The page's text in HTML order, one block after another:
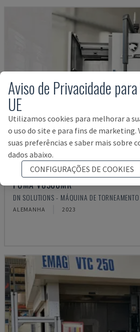
PUMA V8300MR
DN SOLUTIONS - MÁQUINA DE
ALEMANHA 2023
Aviso de Privacidade
UE
Utilizamos cookies para melhorar a
o uso do site e para fins de marketing.
suas preferências e saber mais sobre
dados abaixo.
CONFIGURAÇÕES DE COOKIES